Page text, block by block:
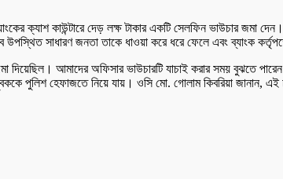
কাউন্টারে দেড় লক্ষ টাকার একটি সেলফিন ভাউচার জমা দেন।
উপস্থিত সাধারণ জনতা তাকে ধাওয়া করে ধরে ফেলে এবং ব্যাংক
আমাদের অফিসার ভাউচারটি যাচাই করার সময় বুঝতে
পুলিশ হেফাজতে নিয়ে যায়। ওসি মো. গোলাম কিবরিয়া জানান,